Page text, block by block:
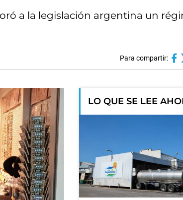
a la legislación argentina un
Para compartir:
LO QUE SE LEE